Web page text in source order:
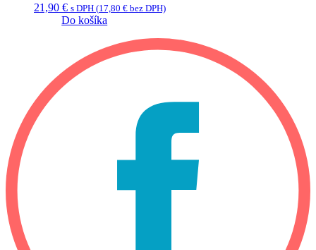
21,90 € s DPH (17,80 € bez DPH)
Do košíka